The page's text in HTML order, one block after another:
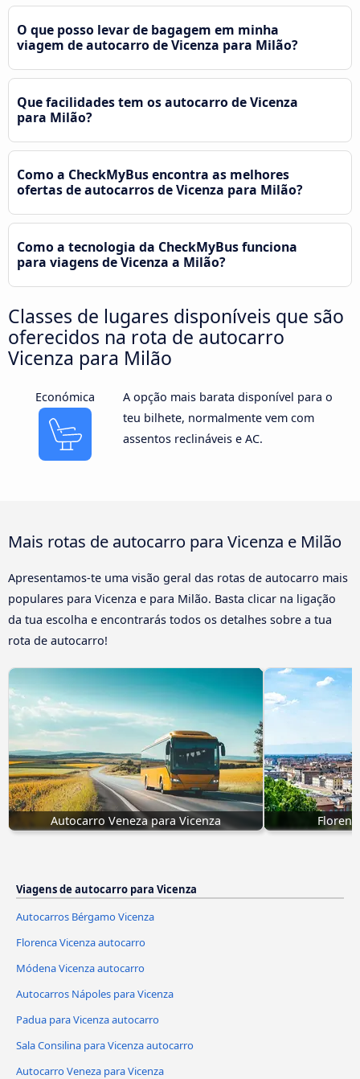
O que posso levar de bagagem em minha
viagem de autocarro de Vicenza para Milão?
Que facilidades tem os autocarro de Vicenza
para Milão?
Como a CheckMyBus encontra as melhores
ofertas de autocarros de Vicenza para Milão?
Como a tecnologia da CheckMyBus funciona
para viagens de Vicenza a Milão?
Classes de lugares disponíveis que são
oferecidos na rota de autocarro
Vicenza para Milão
Económica
A opção mais barata disponível para o
teu bilhete, normalmente vem com
assentos reclináveis e AC.
Mais rotas de autocarro para Vicenza e Milão
Apresentamos-te uma visão geral das rotas de autocarro mais
populares para Vicenza e para Milão. Basta clicar na ligação
da tua escolha e encontrarás todos os detalhes sobre a tua
rota de autocarro!
Autocarro Veneza para Vicenza
Viagens de autocarro para Vicenza
Autocarros Bérgamo Vicenza
Florenca Vicenza autocarro
Módena Vicenza autocarro
Autocarros Nápoles para Vicenza
Padua para Vicenza autocarro
Sala Consilina para Vicenza autocarro
Autocarro Veneza para Vicenza